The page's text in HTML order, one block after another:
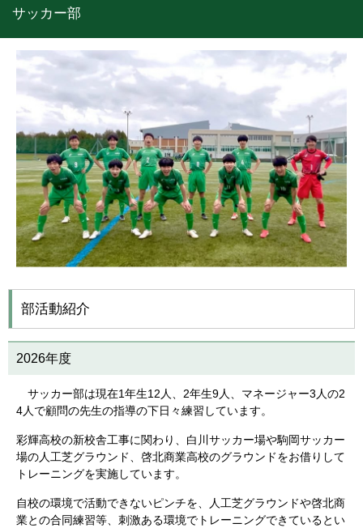
サッカー部
部活動紹介
2026年度
サッカー部は現在1年生12人、2年生9人、マネージャー3人の2
4人で顧問の先生の指導の下日々練習しています。
彩輝高校の新校舎工事に関わり、白川サッカー場や駒岡サッカー
場の人工芝グラウンド、啓北商業高校のグラウンドをお借りして
トレーニングを実施しています。
自校の環境で活動できないピンチを、人工芝グラウンドや啓北商
業との合同練習等、刺激ある環境でトレーニングできているとい